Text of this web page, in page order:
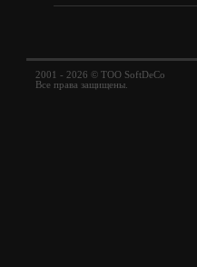
2001 - 2026 © ТОО SoftDeCo
Все права защищены.